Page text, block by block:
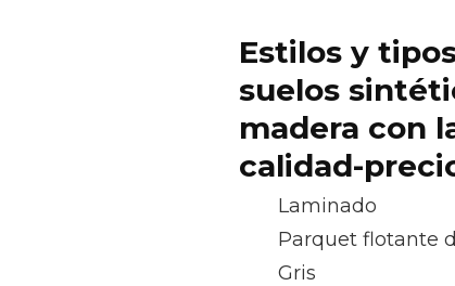
Estilos y
suelos
madera con
calidad-
Laminado
Parquet flotante
Gris